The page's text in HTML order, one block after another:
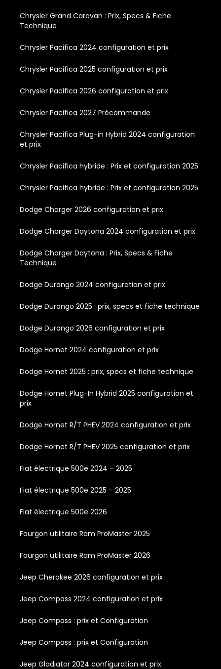
Chrysler Grand Caravan : Prix, Specs & Fiche
Technique
Chrysler Pacifica 2024 configuration et prix
Chrysler Pacifica 2025 configuration et prix
Chrysler Pacifica 2026 configuration et prix
Chrysler Pacifica 2027 Précommande
Chrysler Pacifica Plug-in Hybrid 2024 configuration
et prix
Chrysler Pacifica hybride : Prix et configuration 2025
Chrysler Pacifica hybride : Prix et configuration 2025
Dodge Charger 2026 configuration et prix
Dodge Charger Daytona 2024 configuration et prix
Dodge Charger Daytona : Prix, Specs & Fiche
Technique
Dodge Durango 2024 configuration et prix
Dodge Durango 2025 : prix, specs et fiche technique
Dodge Durango 2026 configuration et prix
Dodge Hornet 2024 configuration et prix
Dodge Hornet 2025 : prix, specs et fiche technique
Dodge Hornet Plug-In Hybrid 2025 configuration et
prix
Dodge Hornet R/T PHEV 2024 configuration et prix
Dodge Hornet R/T PHEV 2025 configuration et prix
Fiat électrique 500e 2024 – 2025
Fiat électrique 500e 2025 – 2025
Fiat électrique 500e 2026
Fourgon utilitaire Ram ProMaster 2025
Fourgon utilitaire Ram ProMaster 2026
Jeep Cherokee 2026 configuration et prix
Jeep Compass 2024 configuration et prix
Jeep Compass : prix et Configuration
Jeep Compass : prix et Configuration
Jeep Gladiator 2024 configuration et prix